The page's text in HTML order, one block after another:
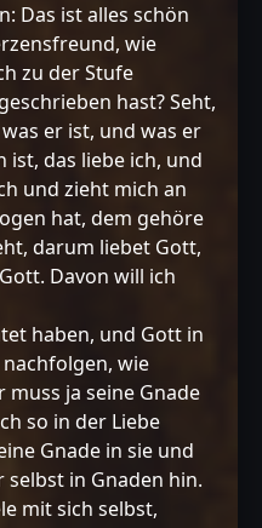
Das ist alles schön
wie
zu der Stufe
hast? Seht,
er ist, und was er
ist, das liebe ich, und
und zieht mich an
hat, dem gehöre
darum liebet Gott,
Davon will ich
haben, und Gott in
wie
muss ja seine Gnade
so in der Liebe
Gnade in sie und
in Gnaden hin.
mit sich selbst,